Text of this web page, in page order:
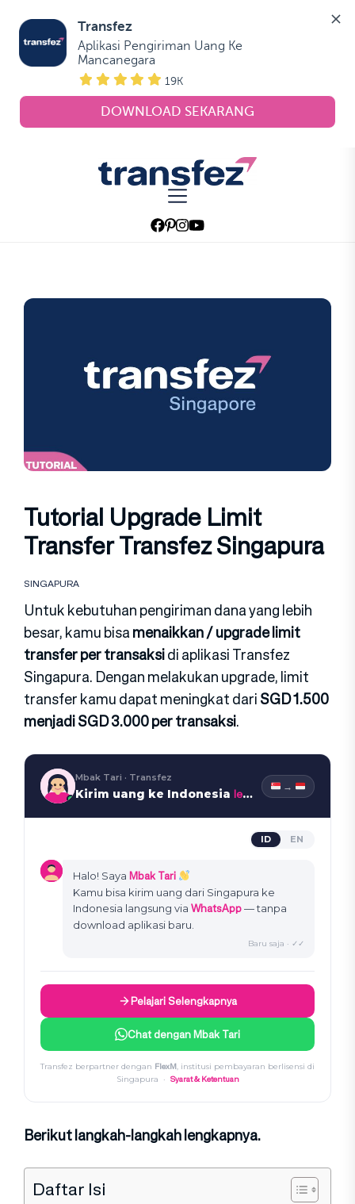
Transfez
Aplikasi Pengiriman Uang Ke
Mancanegara
19K
DOWNLOAD SEKARANG
Transfez
Tutorial Upgrade Limit
Transfer Transfez Singapura
SINGAPURA
Untuk kebutuhan pengiriman dana yang lebih
besar, kamu bisamenaikkan / upgrade limit
transfer per transaksidi aplikasi Transfez
Singapura. Dengan melakukan upgrade, limit
transfer kamu dapat meningkat dariSGD 1.500
menjadi SGD 3.000 per transaksi.
Mbak Tari · Transfez
Kirim uang ke Indonesia lewat WhatsApp →
ID EN
Halo! Saya Mbak Tari
Kamu bisa kirim uang dari Singapura ke
Indonesia langsung via WhatsApp— tanpa
download aplikasi baru.
Baru saja · ✓✓
Pelajari Selengkapnya
Chat dengan Mbak Tari
Transfez berpartner dengan FlexM, institusi pembayaran berlisensi di
Singapura · Syarat & Ketentuan
Berikut langkah-langkah lengkapnya.
Daftar Isi